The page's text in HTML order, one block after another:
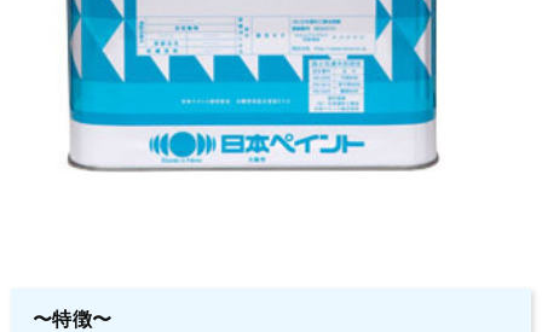
〜特徴〜